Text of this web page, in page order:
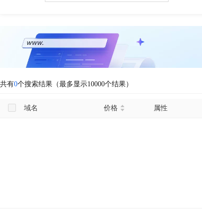
共有0个搜索结果（最多显示10000个结果）
域名 价格 属性